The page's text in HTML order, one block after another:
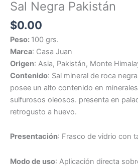
Sal Negra Pakistán
$0.00
Peso: 100 grs.
Marca: Casa Juan
Origen: Asia, Pakistán, Monte
Contenido: Sal mineral de roca
posee un alto contenido en
sulfurosos oleosos. presenta en
retrogusto a huevo.
Presentación: Frasco de vidrio con
Modo de uso: Aplicación directa